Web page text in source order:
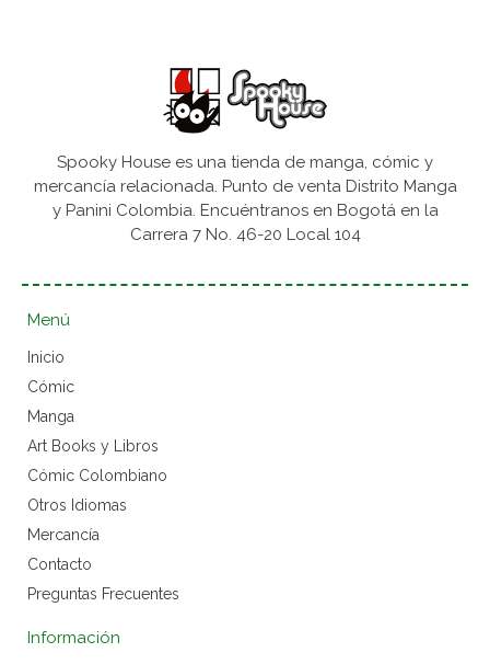
Spooky House es una tienda de manga, cómic y
mercancía relacionada. Punto de venta Distrito Manga
y Panini Colombia. Encuéntranos en Bogotá en la
Carrera 7 No. 46-20 Local 104
Menú
Inicio
Cómic
Manga
Art Books y Libros
Cómic Colombiano
Otros Idiomas
Mercancía
Contacto
Preguntas Frecuentes
Información